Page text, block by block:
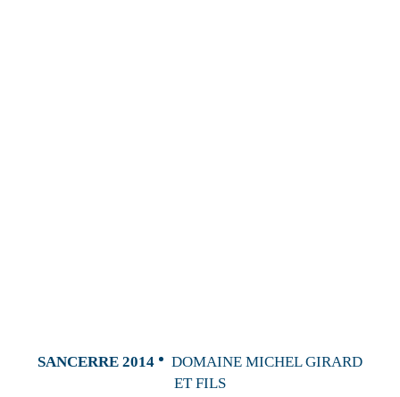
SANCERRE 2014
DOMAINE MICHEL GIRARD
ET FILS